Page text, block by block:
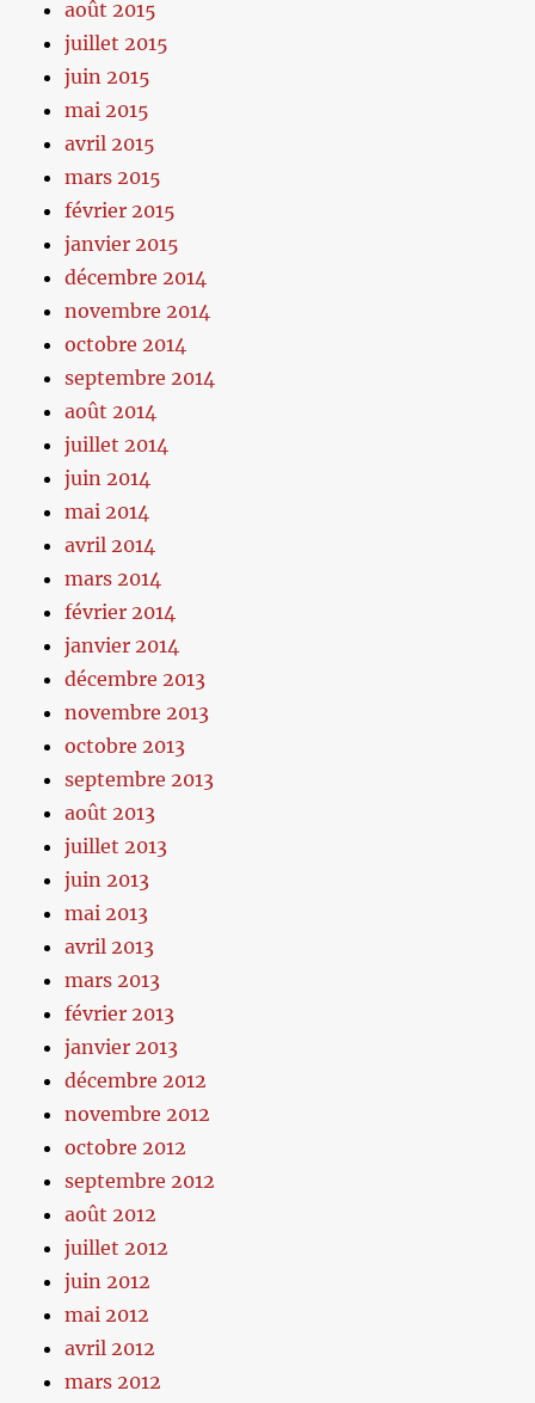
août 2015
juillet 2015
juin 2015
mai 2015
avril 2015
mars 2015
février 2015
janvier 2015
décembre 2014
novembre 2014
octobre 2014
septembre 2014
août 2014
juillet 2014
juin 2014
mai 2014
avril 2014
mars 2014
février 2014
janvier 2014
décembre 2013
novembre 2013
octobre 2013
septembre 2013
août 2013
juillet 2013
juin 2013
mai 2013
avril 2013
mars 2013
février 2013
janvier 2013
décembre 2012
novembre 2012
octobre 2012
septembre 2012
août 2012
juillet 2012
juin 2012
mai 2012
avril 2012
mars 2012